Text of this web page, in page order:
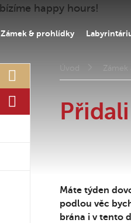
Zámek & prohlídky
Úvod Zámek
Máte týden
podlou věc
brána i v tento